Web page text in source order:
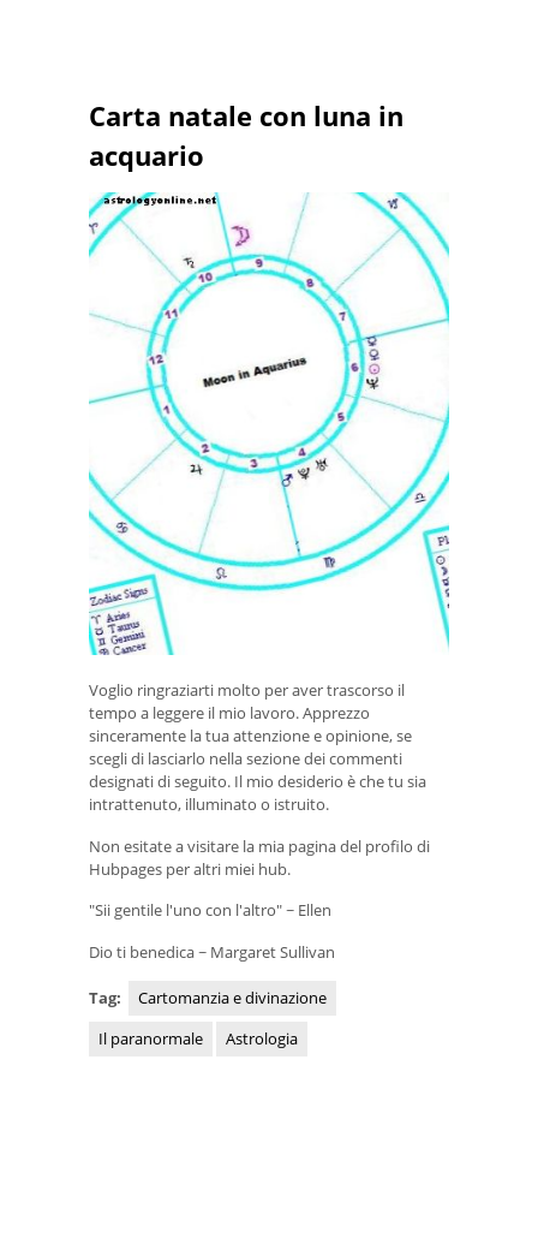
Carta natale con luna in
acquario
Voglio ringraziarti molto per aver trascorso il
tempo a leggere il mio lavoro. Apprezzo
sinceramente la tua attenzione e opinione, se
scegli di lasciarlo nella sezione dei commenti
designati di seguito. Il mio desiderio è che tu sia
intrattenuto, illuminato o istruito.
Non esitate a visitare la mia pagina del profilo di
Hubpages per altri miei hub.
"Sii gentile l'uno con l'altro" ~ Ellen
Dio ti benedica ~ Margaret Sullivan
Tag:
Cartomanzia e divinazione
Il paranormale
Astrologia